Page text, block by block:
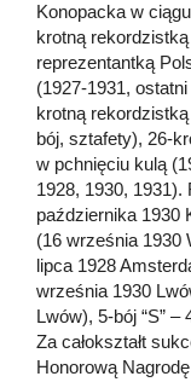
Konopacka w
krotną
reprezentantką
(1927-1931,
krotną
bój, sztafety), 26-
w pchnięciu kulą
1928, 1930,
października 1930
(16 września 1930
lipca 1928
września 1930
Lwów), 5-bój “S”
Za całokształt
Honorową